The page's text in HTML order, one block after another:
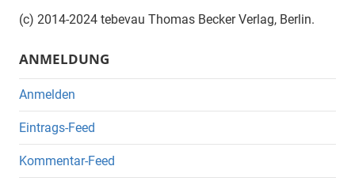
(c) 2014-2024 tebevau Thomas Becker Verlag, Berlin.
ANMELDUNG
Anmelden
Eintrags-Feed
Kommentar-Feed